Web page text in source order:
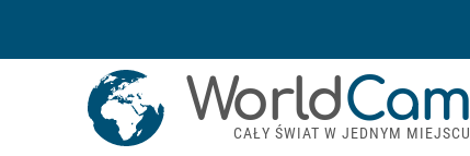
WorldCam
CAŁY ŚWIAT W JEDNYM MIEJSCU